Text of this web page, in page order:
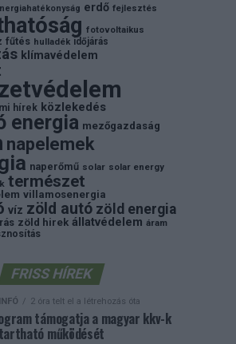
erdő fejlesztés
fotovoltaikus
fűtés hulladék időjárás
klímavédelem
hírek közlekedés
energia mezőgazdaság
napelemek
naperőmű solar solar energy
természet
villamosenergia
víz zöld autó zöld energia
zöld hirek állatvédelem áram
FRISS HÍREK
2 óra telt el a létrehozás óta
támogatja a magyar kkv-k
működését